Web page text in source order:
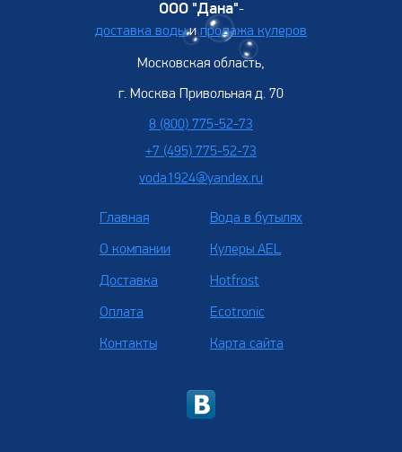
ООО "Дана"-
доставка водыипродажа кулеров
Московская область,
г. Москва Привольная д. 70
8 (800) 775-52-73
+7 (495) 775-52-73
voda1924@yandex.ru
Главная
О компании
Доставка
Оплата
Контакты
Вода в бутылях
Кулеры AEL
Hotfrost
Ecotronic
Карта сайта